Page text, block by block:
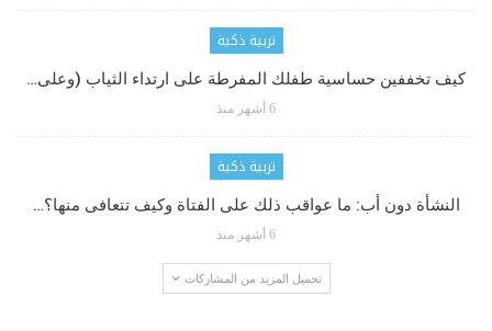
تربية ذكية
كيف تخففين حساسية طفلك المفرطة على ارتداء الثياب (وعلى…
6 أشهر منذ
تربية ذكية
النشأة دون أب: ما عواقب ذلك على الفتاة وكيف تتعافى منها؟…
6 أشهر منذ
تحميل المزيد من المشاركات